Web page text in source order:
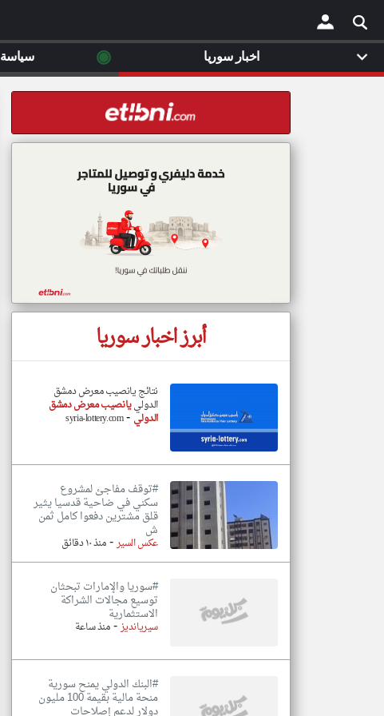
×
أبرز اخبار سوريا
نتائج يانصيب معرض دمشق
الدولييانصيب معرض دمشق
الدولي-
syria-lottery.com
#توقف مفاجئ لمشروع
سكني في ضاحية قدسيا يثير
قلق مشترين دفعوا كامل ثمن
ش
عكس السير-منذ ١٠ دقائق
#سوريا والإمارات تبحثان
توسيع مجالات الشراكة
الاستثمارية
سيريانديز-منذ ساعة
#البنك الدولي يمنح سورية
منحة مالية بقيمة 100 مليون
دولار لدعم إصلاحات
اخبار سوريا ◉ سياسة